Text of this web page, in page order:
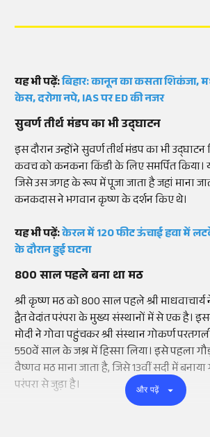
यहभीपढ़ें:बिहार: कानून का कसता शिकंजा,
केस, दरोगा नपे, IAS पर ED की नजर
सुवर्णतीर्थमंडपकाभीउद्घाटन
इसदौरानउन्होंनेसुवर्णतीर्थमंडपकाभीउद्घाटन
कवचकोकनकनाकिंडीकेलिएसमर्पितकिया।
जिसेउसजगहकेरूपमेंपूजाजाताहैजहांमाना
कनकदासनेभगवानकृष्णकेदर्शनकिएथे।
यह भी पढ़ें:केरल में 120 फीट ऊंचाई हवा में
के दौरान हुई घटना
800सालपहले बना था मठ
श्रीकृष्णमठको800सालपहलेश्रीमाधवाचार्य
द्वैतवेदांतपरंपराकेमुख्यसंस्थानोंमेंसेएकहै।
मोदीनेगोवापहुंचकरश्रीसंस्थानगोकर्ण
550वेंसाल के जश्न में हिस्सा लिया। इसे पहला
वैष्णव मठ माना जाता है, जिसे 13वीं सदी में
परंपरा से जुड़ा है।
और पढ़ें